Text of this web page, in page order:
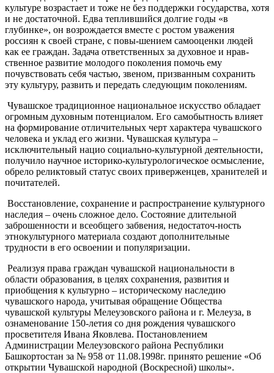
культуре возрастает и тоже не без поддержки государства, хотя
и не достаточной. Едва теплившийся долгие годы «в
глубинке», он возрождается вместе с ростом уважения
россиян к своей стране, с повы-шением самооценки людей
как ее граждан. Задача ответственных за духовное и нрав-
ственное развитие молодого поколения помочь ему
почувствовать себя частью, звеном, призванным сохранить
эту культуру, развить и передать следующим поколениям.
Чувашское традиционное национальное искусство обладает
огромным духовным потенциалом. Его самобытность влияет
на формирование отличительных черт характера чувашского
человека и уклад его жизни. Чувашская культура –
исключительный нацио социально-культурной деятельности,
получило научное историко-культурологическое осмысление,
обрело реликтовый статус своих приверженцев, хранителей и
почитателей.
Восстановление, сохранение и распространение культурного
наследия – очень сложное дело. Состояние длительной
заброшенности и всеобщего забвения, недостаточ-ность
этнокультурного материала создают дополнительные
трудности в его освоении и популяризации.
Реализуя права граждан чувашской национальности в
области образования, в целях сохранения, развития и
приобщения к культурно – историческому наследию
чувашского народа, учитывая обращение Общества
чувашской культуры Мелеузовского района и г. Мелеуза, в
ознаменование 150-летия со дня рождения чувашского
просветителя Ивана Яковлева. Постановлением
Администрации Мелеузовского района Республики
Башкортостан за № 958 от 11.08.1998г. принято решение «Об
открытии Чувашской народной (Воскресной) школы».